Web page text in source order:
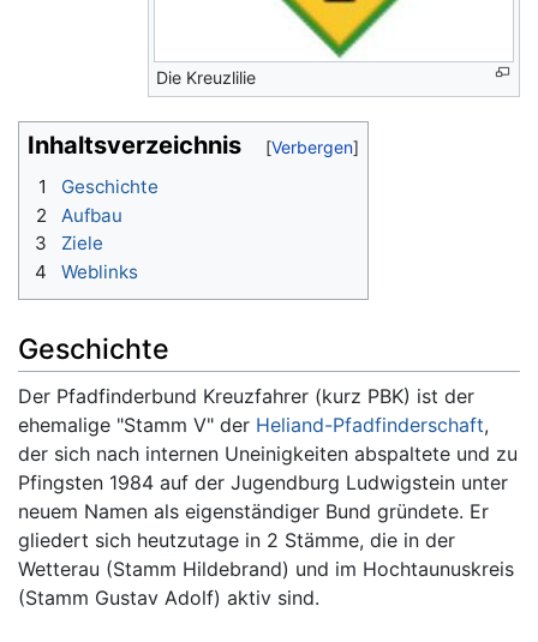
Die Kreuzlilie
Inhaltsverzeichnis
1
Geschichte
2
Aufbau
3
Ziele
4
Weblinks
Geschichte
Der Pfadfinderbund Kreuzfahrer (kurz PBK) ist der
ehemalige "Stamm V" der Heliand-Pfadfinderschaft,
der sich nach internen Uneinigkeiten abspaltete und zu
Pfingsten 1984 auf der Jugendburg Ludwigstein unter
neuem Namen als eigenständiger Bund gründete. Er
gliedert sich heutzutage in 2 Stämme, die in der
Wetterau (Stamm Hildebrand) und im Hochtaunuskreis
(Stamm Gustav Adolf) aktiv sind.